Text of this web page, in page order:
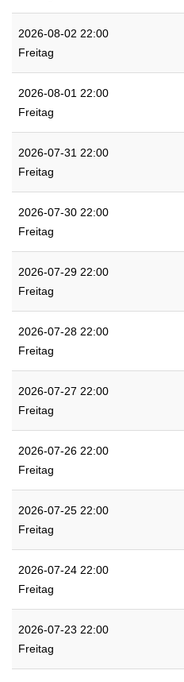
2026-08-02 22:00
Freitag
2026-08-01 22:00
Freitag
2026-07-31 22:00
Freitag
2026-07-30 22:00
Freitag
2026-07-29 22:00
Freitag
2026-07-28 22:00
Freitag
2026-07-27 22:00
Freitag
2026-07-26 22:00
Freitag
2026-07-25 22:00
Freitag
2026-07-24 22:00
Freitag
2026-07-23 22:00
Freitag